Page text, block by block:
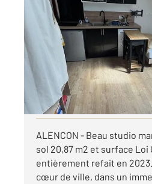
ALENCON 61
14,42 m
, 1 pièce
Ref : 3708
Appartement F1 à
405 €
par mois charges comprises
Visiter le site dédié
ALENCON - Beau studio
sol 20,87 m2 et surface Loi
entièrement refait en
cœur de ville, dans un